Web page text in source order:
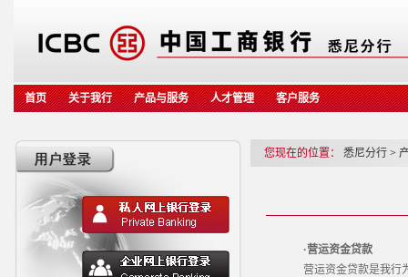
首页 关于我行 产品与服务 人才管理 客户服务
您现在的位置： 悉尼分行 >
·营运资金贷款
营运资金贷款是我行为